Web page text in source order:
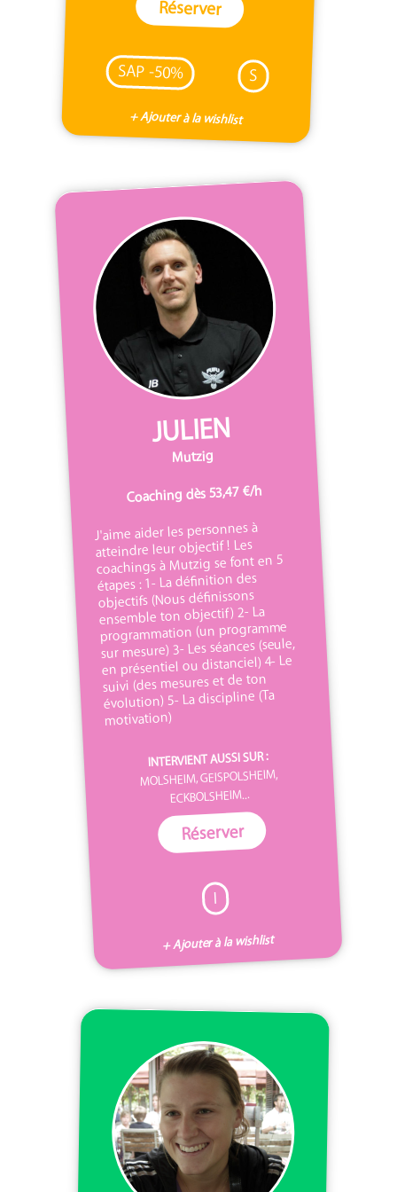
Réserver
SAP -50% S
+ Ajouter à la wishlist
JULIEN
Mutzig
Coaching dès 53,47 €/h
J'aime aider les personnes à
atteindre leur objectif ! Les
coachings à Mutzig se font en 5
étapes : 1- La définition des
objectifs (Nous définissons
ensemble ton objectif) 2- La
programmation (un programme
sur mesure) 3- Les séances (seule,
en présentiel ou distanciel) 4- Le
suivi (des mesures et de ton
évolution) 5- La discipline (Ta
motivation)
INTERVIENT AUSSI SUR :
MOLSHEIM, GEISPOLSHEIM,
ECKBOLSHEIM...
Réserver
I
+ Ajouter à la wishlist